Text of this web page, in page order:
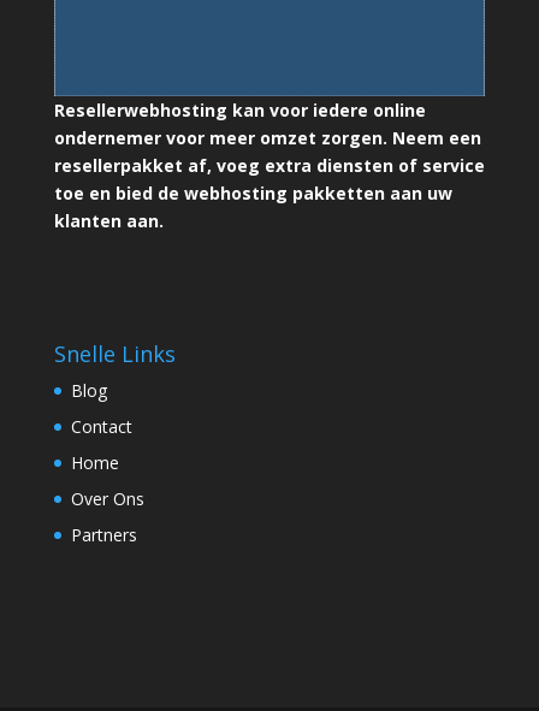
Resellerwebhosting kan voor iedere online
ondernemer voor meer omzet zorgen. Neem een
resellerpakket af, voeg extra diensten of service
toe en bied de webhosting pakketten aan uw
klanten aan.
Snelle Links
Blog
Contact
Home
Over Ons
Partners